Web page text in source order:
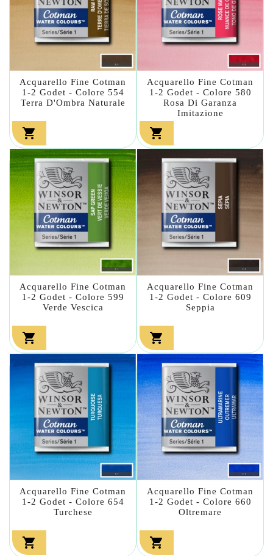
Acquarello Fine Cotman
1-2 Godet - Colore 554
Terra D'Ombra Naturale

Acquarello Fine Cotman
1-2 Godet - Colore 580
Rosa Di Garanza
Imitazione

Acquarello Fine Cotman
1-2 Godet - Colore 599
Verde Vescica

Acquarello Fine Cotman
1-2 Godet - Colore 609
Seppia

Acquarello Fine Cotman
1-2 Godet - Colore 654
Turchese

Acquarello Fine Cotman
1-2 Godet - Colore 660
Oltremare
